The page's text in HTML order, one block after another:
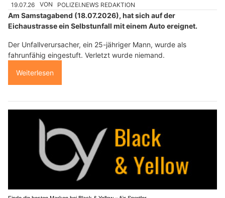
19.07.26 VON POLIZEI.NEWS REDAKTION
Am Samstagabend (18.07.2026), hat sich auf der
Eichaustrasse ein Selbstunfall mit einem Auto ereignet.
Der Unfallverursacher, ein 25-jähriger Mann, wurde als
fahrunfähig eingestuft. Verletzt wurde niemand.
Weiterlesen